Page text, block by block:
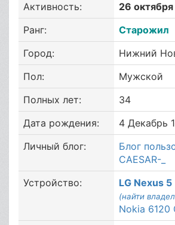
Активность:
26
Ранг:
Старожил
Город:
Нижний
Пол:
Мужской
Полных лет:
34
Дата рождения:
4 Декабрь
Личный блог:
Блог
CAESAR-_
Устройство:
LG Nexus 5
(найти
Nokia 6120